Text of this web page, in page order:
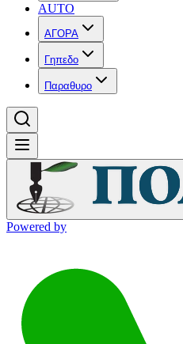
AUTO
ΑΓΟΡΑ
Γηπεδο
Παραθυρο
Powered by